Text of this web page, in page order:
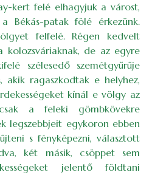
kert felé elhagyjuk a várost,
Békás-patak fölé érkezünk.
felfelé. Régen kedvelt
kolozsváriaknak, de az egyre
szélesedő szemétgyűrűje
akik ragaszkodtak e helyhez,
kínál e völgy az
a feleki gömbkövekre
legszebbjeit egykoron ebben
s fényképezni, választott
két másik, csöppet sem
jelentő földtani